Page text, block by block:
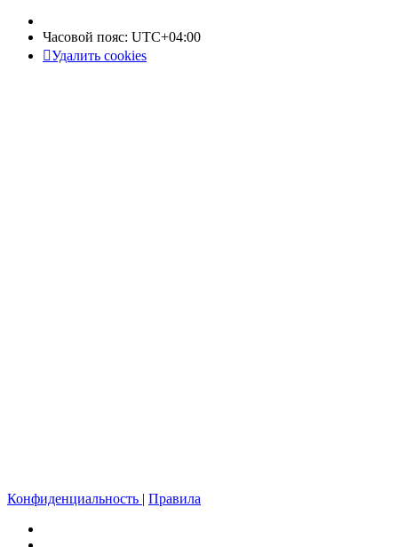
Часовой пояс: UTC+04:00
Удалить cookies
Конфиденциальность | Правила